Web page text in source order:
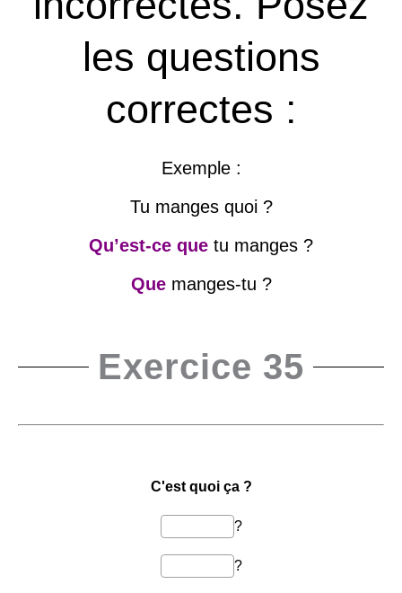
les questions
correctes :
Exemple :
Tu manges quoi ?
Qu’est-ce que tu manges ?
Que manges-tu ?
Exercice 35